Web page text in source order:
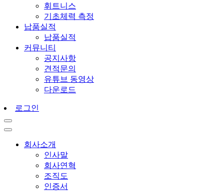
휘트니스
기초체력 측정
납품실적
납품실적
커뮤니티
공지사항
견적문의
유튜브 동영상
다운로드
로그인
회사소개
인사말
회사연혁
조직도
인증서